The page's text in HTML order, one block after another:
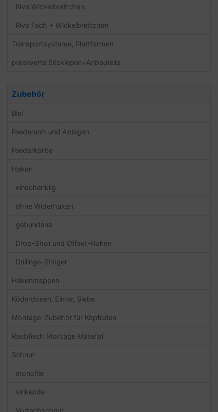
Rive Wickelbrettchen
Rive Fach + Wickelbrettchen
Transportsysteme, Plattformen
preiswerte Sitzkiepen+Anbauteile
Zubehör
Blei
Feederarm und Ablagen
Feederkörbe
Haken
einschenklig
ohne Widerhaken
gebundene
Drop-Shot und Offset-Haken
Drillinge-Stinger
Hakenmappen
Köderdosen, Eimer, Siebe
Montage-Zubehör für Kopfruten
Raubfisch Montage Material
Schnur
monofile
sinkende